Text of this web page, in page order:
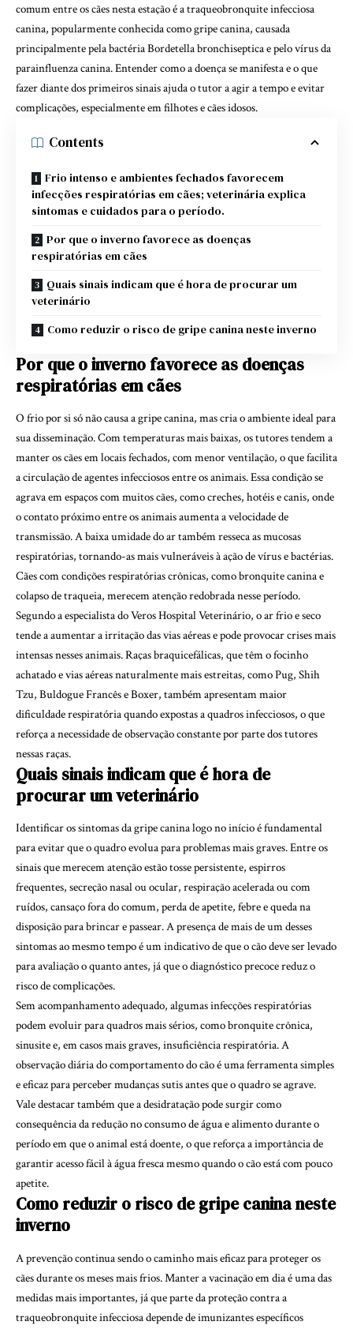
comum entre os cães nesta estação é a traqueobronquite infecciosa
canina, popularmente conhecida como gripe canina, causada
principalmente pela bactéria Bordetella bronchiseptica e pelo vírus da
parainfluenza canina. Entender como a doença se manifesta e o que
fazer diante dos primeiros sinais ajuda o tutor a agir a tempo e evitar
complicações, especialmente em filhotes e cães idosos.
Contents
Frio intenso e ambientes fechados favorecem
infecções respiratórias em cães; veterinária explica
sintomas e cuidados para o período.
Por que o inverno favorece as doenças
respiratórias em cães
Quais sinais indicam que é hora de procurar um
veterinário
Como reduzir o risco de gripe canina neste inverno
Por que o inverno favorece as doenças
respiratórias em cães
O frio por si só não causa a gripe canina, mas cria o ambiente ideal para
sua disseminação. Com temperaturas mais baixas, os tutores tendem a
manter os cães em locais fechados, com menor ventilação, o que facilita
a circulação de agentes infecciosos entre os animais. Essa condição se
agrava em espaços com muitos cães, como creches, hotéis e canis, onde
o contato próximo entre os animais aumenta a velocidade de
transmissão. A baixa umidade do ar também resseca as mucosas
respiratórias, tornando-as mais vulneráveis à ação de vírus e bactérias.
Cães com condições respiratórias crônicas, como bronquite canina e
colapso de traqueia, merecem atenção redobrada nesse período.
Segundo a especialista do Veros Hospital Veterinário, o ar frio e seco
tende a aumentar a irritação das vias aéreas e pode provocar crises mais
intensas nesses animais. Raças braquicefálicas, que têm o focinho
achatado e vias aéreas naturalmente mais estreitas, como Pug, Shih
Tzu, Buldogue Francês e Boxer, também apresentam maior
dificuldade respiratória quando expostas a quadros infecciosos, o que
reforça a necessidade de observação constante por parte dos tutores
nessas raças.
Quais sinais indicam que é hora de
procurar um veterinário
Identificar os sintomas da gripe canina logo no início é fundamental
para evitar que o quadro evolua para problemas mais graves. Entre os
sinais que merecem atenção estão tosse persistente, espirros
frequentes, secreção nasal ou ocular, respiração acelerada ou com
ruídos, cansaço fora do comum, perda de apetite, febre e queda na
disposição para brincar e passear. A presença de mais de um desses
sintomas ao mesmo tempo é um indicativo de que o cão deve ser levado
para avaliação o quanto antes, já que o diagnóstico precoce reduz o
risco de complicações.
Sem acompanhamento adequado, algumas infecções respiratórias
podem evoluir para quadros mais sérios, como bronquite crônica,
sinusite e, em casos mais graves, insuficiência respiratória. A
observação diária do comportamento do cão é uma ferramenta simples
e eficaz para perceber mudanças sutis antes que o quadro se agrave.
Vale destacar também que a desidratação pode surgir como
consequência da redução no consumo de água e alimento durante o
período em que o animal está doente, o que reforça a importância de
garantir acesso fácil à água fresca mesmo quando o cão está com pouco
apetite.
Como reduzir o risco de gripe canina neste
inverno
A prevenção continua sendo o caminho mais eficaz para proteger os
cães durante os meses mais frios. Manter a vacinação em dia é uma das
medidas mais importantes, já que parte da proteção contra a
traqueobronquite infecciosa depende de imunizantes específicos